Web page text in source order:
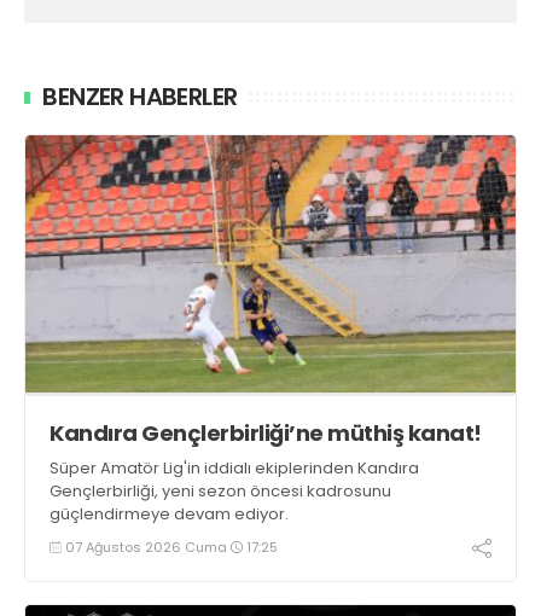
BENZER HABERLER
Kandıra Gençlerbirliği’ne müthiş kanat!
Süper Amatör Lig'in iddialı ekiplerinden Kandıra
Gençlerbirliği, yeni sezon öncesi kadrosunu
güçlendirmeye devam ediyor.
07 Ağustos 2026 Cuma 17:25